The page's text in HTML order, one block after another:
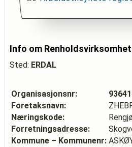
Info om
Sted: ERDAL
Organisasjonsnr:
Foretaksnavn:
Næringskode:
Forretningsadresse:
Kommune – Kommunenr: